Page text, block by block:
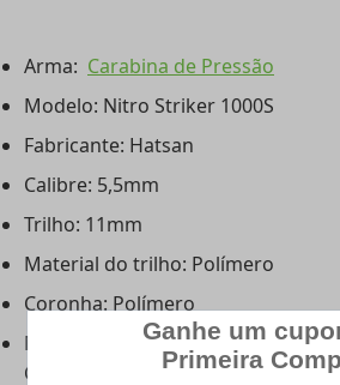
Arma: Carabina de Pressão
Modelo: Nitro Striker 1000S
Fabricante: Hatsan
Calibre: 5,5mm
Trilho: 11mm
Material do trilho: Polímero
Coronha: Polímero
Mira Alça de mira com ajuste
Conjunto de mira aberta TRUGLO